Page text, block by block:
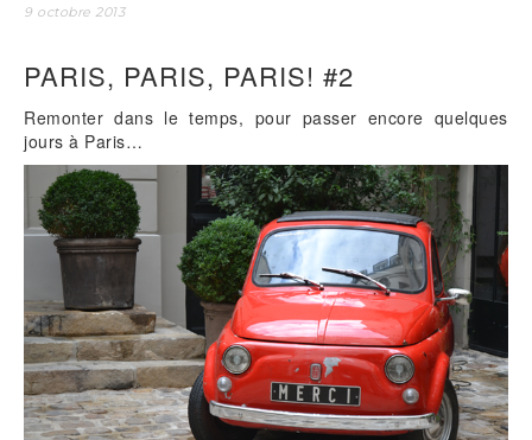
9 octobre 2013
PARIS, PARIS, PARIS! #2
Remonter dans le temps, pour passer encore quelques
jours à Paris…